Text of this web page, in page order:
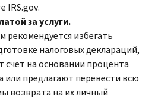
IRS.gov.
за услуги.
рекомендуется избегать
налоговых деклараций,
на основании процента
или предлагают перевести всю
возврата на их личный